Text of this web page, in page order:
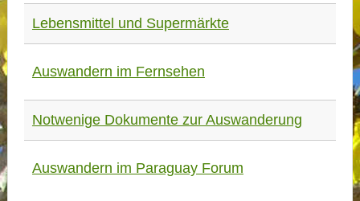
Lebensmittel und Supermärkte
Auswandern im Fernsehen
Notwenige Dokumente zur Auswanderung
Auswandern im Paraguay Forum